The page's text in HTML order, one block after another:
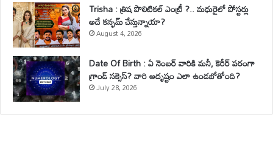
Trisha : త్రిష పొలిటికల్ ఎంట్రీ ?.. మధురైలో పోస్టర్లు
అదే కన్ఫమ్ చేస్తున్నాయా?
August 4, 2026
Date Of Birth : ఏ నెంబర్ వారికి మనీ, కెరీర్ పరంగా
గ్రాండ్ సక్సెస్? వారి అదృష్టం ఎలా ఉండబోతోంది?
July 28, 2026